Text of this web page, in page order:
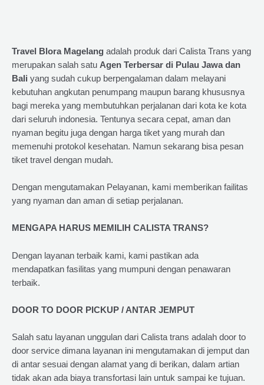
Travel Blora Magelang adalah produk dari Calista Trans yang
merupakan salah satu Agen Terbersar di Pulau Jawa dan
Bali yang sudah cukup berpengalaman dalam melayani
kebutuhan angkutan penumpang maupun barang khususnya
bagi mereka yang membutuhkan perjalanan dari kota ke kota
dari seluruh indonesia. Tentunya secara cepat, aman dan
nyaman begitu juga dengan harga tiket yang murah dan
memenuhi protokol kesehatan. Namun sekarang bisa pesan
tiket travel dengan mudah.
Dengan mengutamakan Pelayanan, kami memberikan failitas
yang nyaman dan aman di setiap perjalanan.
MENGAPA HARUS MEMILIH CALISTA TRANS?
Dengan layanan terbaik kami, kami pastikan ada
mendapatkan fasilitas yang mumpuni dengan penawaran
terbaik.
DOOR TO DOOR PICKUP / ANTAR JEMPUT
Salah satu layanan unggulan dari Calista trans adalah door to
door service dimana layanan ini mengutamakan di jemput dan
di antar sesuai dengan alamat yang di berikan, dalam artian
tidak akan ada biaya transfortasi lain untuk sampai ke tujuan.